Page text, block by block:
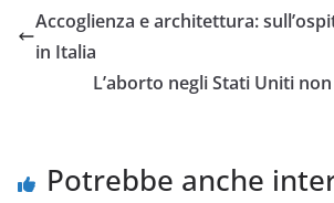
Accoglienza e architettura:
in Italia
L’aborto negli Stati Uniti
Potrebbe anche